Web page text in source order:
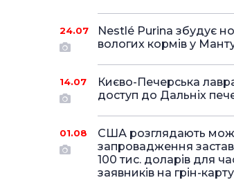
24.07
Nestlé Purina збудує
вологих кормів у
14.07
Києво-Печерська
доступ до Дальніх
01.08
США розглядають
запровадження застав
100 тис. доларів для
заявників на грін-карту